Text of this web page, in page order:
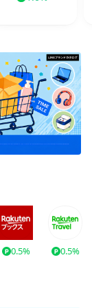
0.5% 0.5%